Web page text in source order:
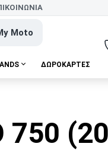
Moto
ΔΩΡΟΚΆΡΤΕΣ
750